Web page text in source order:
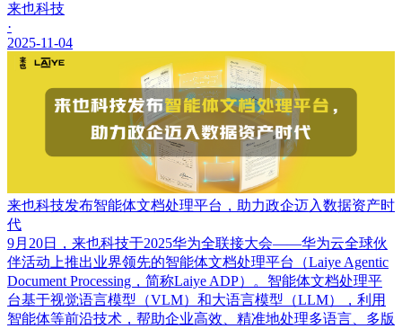
来也科技
·
2025-11-04
来也科技发布智能体文档处理平台，助力政企迈入数据资产时
代
9月20日，来也科技于2025华为全联接大会——华为云全球伙
伴活动上推出业界领先的智能体文档处理平台（Laiye Agentic
Document Processing，简称Laiye ADP）。智能体文档处理平
台基于视觉语言模型（VLM）和大语言模型（LLM），利用
智能体等前沿技术，帮助企业高效、精准地处理多语言、多版